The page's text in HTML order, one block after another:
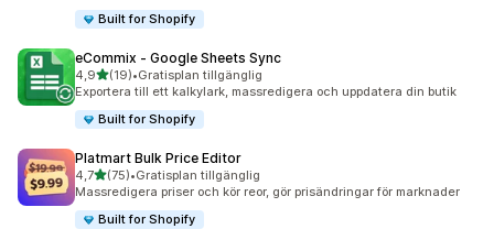
Built for Shopify
eCommix ‑ Google Sheets Sync
4,9av 5 stjärnor
(19)
19 recensioner totalt
•Gratisplan tillgänglig
Exportera till ett kalkylark, massredigera och uppdatera din butik
Built for Shopify
Platmart Bulk Price Editor
4,7av 5 stjärnor
(75)
75 recensioner totalt
•Gratisplan tillgänglig
Massredigera priser och kör reor, gör prisändringar för marknader
Built for Shopify